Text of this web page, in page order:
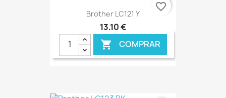
Brother LC121 Y
13,10 €
 COMPRAR
favorite_border